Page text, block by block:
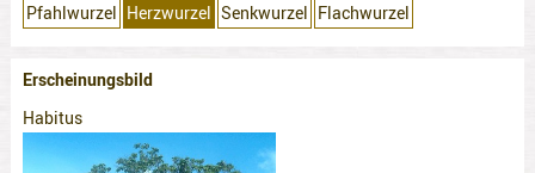
Pfahlwurzel Herzwurzel Senkwurzel Flachwurzel
Erscheinungsbild
Habitus